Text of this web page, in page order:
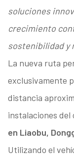
soluciones
crecimiento
sostenibilidad y
La nueva ruta
exclusivamente
distancia
instalaciones
en Liaobu,
Utilizando el